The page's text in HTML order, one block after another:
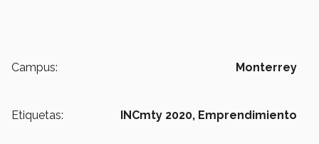
Campus: Monterrey
Etiquetas: INCmty 2020, Emprendimiento